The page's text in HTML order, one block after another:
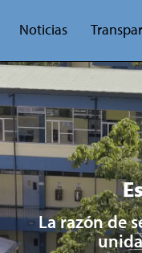
Noticias
La razón de